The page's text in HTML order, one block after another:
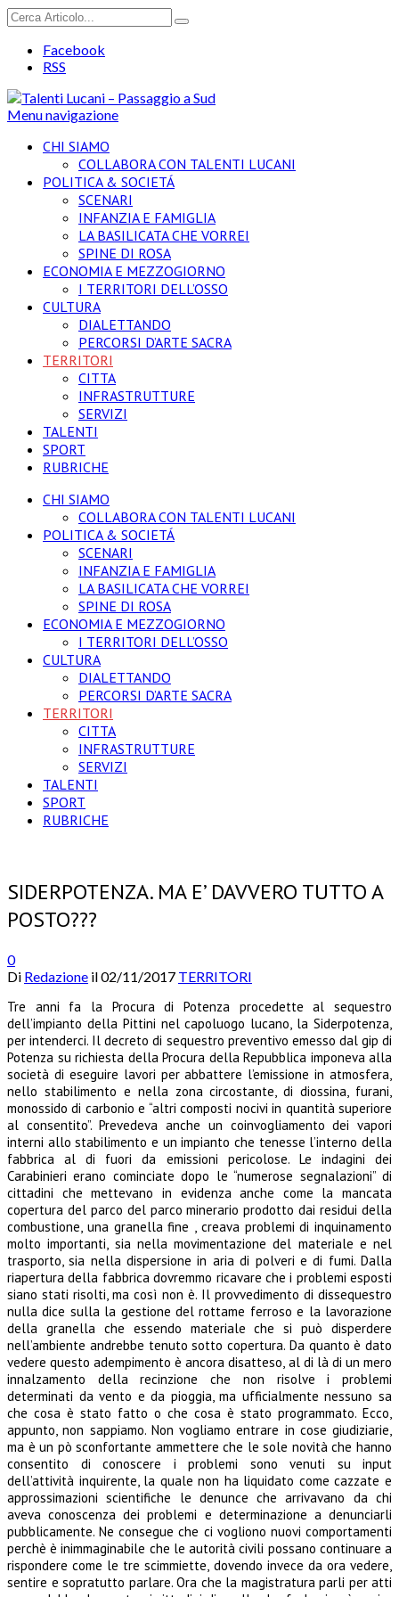
Facebook
RSS
Menu navigazione
CHI SIAMO
COLLABORA CON TALENTI LUCANI
POLITICA & SOCIETÁ
SCENARI
INFANZIA E FAMIGLIA
LA BASILICATA CHE VORREI
SPINE DI ROSA
ECONOMIA E MEZZOGIORNO
I TERRITORI DELL’OSSO
CULTURA
DIALETTANDO
PERCORSI D’ARTE SACRA
TERRITORI
CITTA
INFRASTRUTTURE
SERVIZI
TALENTI
SPORT
RUBRICHE
CHI SIAMO
COLLABORA CON TALENTI LUCANI
POLITICA & SOCIETÁ
SCENARI
INFANZIA E FAMIGLIA
LA BASILICATA CHE VORREI
SPINE DI ROSA
ECONOMIA E MEZZOGIORNO
I TERRITORI DELL’OSSO
CULTURA
DIALETTANDO
PERCORSI D’ARTE SACRA
TERRITORI
CITTA
INFRASTRUTTURE
SERVIZI
TALENTI
SPORT
RUBRICHE
SIDERPOTENZA. MA E’ DAVVERO TUTTO A
POSTO???
0
Di Redazione il02/11/2017 TERRITORI
Tre anni fa la Procura di Potenza procedette al sequestro
dell’impianto della Pittini nel capoluogo lucano, la Siderpotenza,
per intenderci. Il decreto di sequestro preventivo emesso dal gip di
Potenza su richiesta della Procura della Repubblica imponeva alla
società di eseguire lavori per abbattere l’emissione in atmosfera,
nello stabilimento e nella zona circostante, di diossina, furani,
monossido di carbonio e “altri composti nocivi in quantità superiore
al consentito”. Prevedeva anche un coinvogliamento dei vapori
interni allo stabilimento e un impianto che tenesse l’interno della
fabbrica al di fuori da emissioni pericolose. Le indagini dei
Carabinieri erano cominciate dopo le “numerose segnalazioni” di
cittadini che mettevano in evidenza anche come la mancata
copertura del parco del parco minerario prodotto dai residui della
combustione, una granella fine , creava problemi di inquinamento
molto importanti, sia nella movimentazione del materiale e nel
trasporto, sia nella dispersione in aria di polveri e di fumi. Dalla
riapertura della fabbrica dovremmo ricavare che i problemi esposti
siano stati risolti, ma così non è. Il provvedimento di dissequestro
nulla dice sulla la gestione del rottame ferroso e la lavorazione
della granella che essendo materiale che si può disperdere
nell’ambiente andrebbe tenuto sotto copertura. Da quanto è dato
vedere questo adempimento è ancora disatteso, al di là di un mero
innalzamento della recinzione che non risolve i problemi
determinati da vento e da pioggia, ma ufficialmente nessuno sa
che cosa è stato fatto o che cosa è stato programmato. Ecco,
appunto, non sappiamo. Non vogliamo entrare in cose giudiziarie,
ma è un pò sconfortante ammettere che le sole novità che hanno
consentito di conoscere i problemi sono venuti su input
dell’attività inquirente, la quale non ha liquidato come cazzate e
approssimazioni scientifiche le denunce che arrivavano da chi
aveva conoscenza dei problemi e determinazione a denunciarli
pubblicamente. Ne consegue che ci vogliono nuovi comportamenti
perchè è inimmaginabile che le autorità civili possano continuare a
rispondere come le tre scimmiette, dovendo invece da ora vedere,
sentire e sopratutto parlare. Ora che la magistratura parli per atti